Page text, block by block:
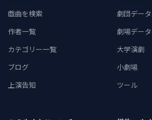
戯曲を検索
作者一覧
カテゴリー一覧
ブログ
上演告知
劇団デー
劇場デー
大学演劇
小劇場
ツール